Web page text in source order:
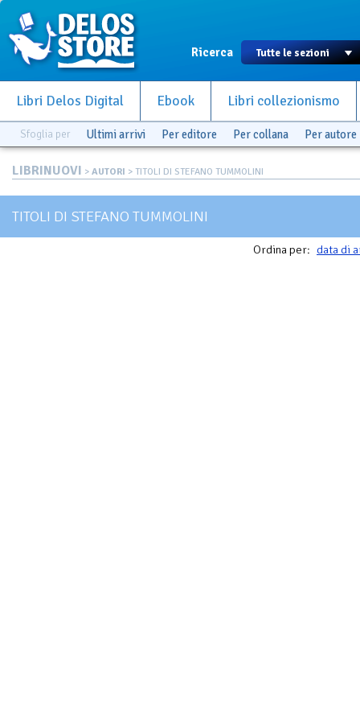
Ricerca
Libri Delos Digital Ebook Libri collezionismo
Sfoglia per Ultimi arrivi Per editore Per collana Per autore
LIBRINUOVI > AUTORI > TITOLI DI STEFANO TUMMOLINI
TITOLI DI STEFANO TUMMOLINI
Ordina per: data di